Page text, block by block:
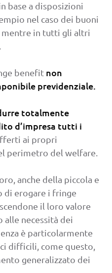
base a disposizioni
nel caso dei buoni
mentre in tutti gli altri
benefit non
previdenziale.
totalmente
d’impresa tutti i
ai propri
perimetro del welfare.
anche della piccola e
di erogare i fringe
il loro valore
alle necessità dei
è particolarmente
difficili, come questo,
generalizzato dei